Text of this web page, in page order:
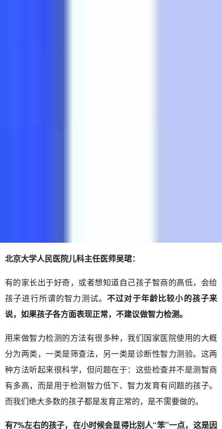
北京大学人民医院儿科主任医师吴珺：
有的家长出于好奇，或者想知道自己孩子智商的高低，会给
孩子进行所谓的智力测试。 不过对于年龄比较小的孩子来
说，如果孩子各方面表现正常，不建议做智力检测。
用来做智力检测的方法有很多种，我们国家医院使用的大概
分为两类，一类是筛查法，另一类是诊断性智力测验。这两
种方法听起来很科学，但问题在于：这些检查并不是测智商
有多高，而是用于检测智力低下、智力发育有问题的孩子。
而我们绝大多数的孩子都是发育正常的，是不需要做的。
有7%左右的孩子，在小时候会显得比别人“笨”一点，这是因